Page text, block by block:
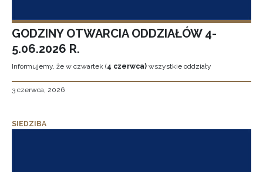
GODZINY OTWARCIA ODDZIAŁÓW 4-
5.06.2026 R.
Informujemy, że w czwartek (4 czerwca) wszystkie oddziały
3 czerwca, 2026
SIEDZIBA